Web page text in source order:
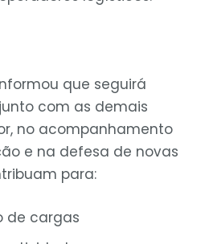
que seguirá
com as demais
no acompanhamento
e na defesa de novas
para:
de cargas